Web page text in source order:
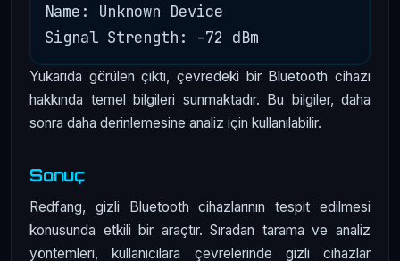
Name: Unknown Device
Yukarıda görülen çıktı, çevredeki bir Bluetooth cihazı
hakkında temel bilgileri sunmaktadır. Bu bilgiler, daha
sonra daha derinlemesine analiz için kullanılabilir.
Sonuç
Redfang, gizli Bluetooth cihazlarının tespit edilmesi
konusunda etkili bir araçtır. Sıradan tarama ve analiz
yöntemleri, kullanıcılara çevrelerinde gizli cihazlar